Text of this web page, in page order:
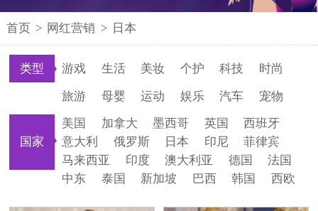
首页 > 网红营销 > 日本
类型 游戏 生活 美妆 个护 科技 时尚
旅游 母婴 运动 娱乐 汽车 宠物
国家
美国 加拿大 墨西哥 英国
西班牙
意大利
俄罗斯 日本 印尼
菲律宾
马来西亚
印度 澳大利亚 德国
法国
中东
泰国 新加坡 巴西 韩国 西欧